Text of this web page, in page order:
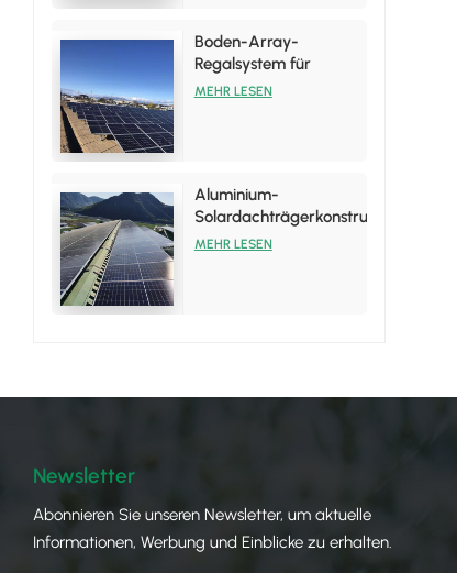
Boden-Array-
Regalsystem für
Aluminium-
MEHR LESEN
Aluminium-
Solardachträgerkonstruktion
für
MEHR LESEN
Newsletter
Abonnieren Sie unseren Newsletter, um aktuelle
Informationen, Werbung und Einblicke zu erhalten.